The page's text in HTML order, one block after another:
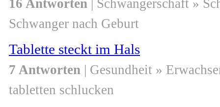
16 Antworten | Schwangerschaft »
Schwanger nach Geburt
Tablette steckt im Hals
7 Antworten | Gesundheit »
tabletten schlucken